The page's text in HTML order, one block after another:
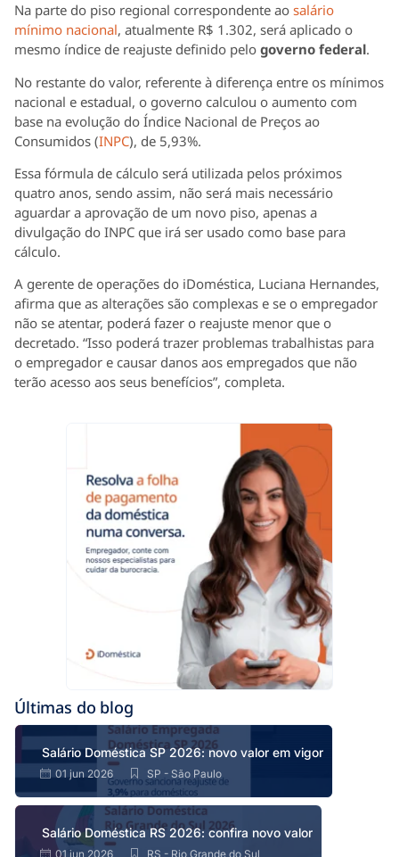
Na parte do piso regional correspondente ao salário
mínimo nacional, atualmente R$ 1.302, será aplicado o
mesmo índice de reajuste definido pelo governo federal.
No restante do valor, referente à diferença entre os mínimos
nacional e estadual, o governo calculou o aumento com
base na evolução do Índice Nacional de Preços ao
Consumidos (INPC), de 5,93%.
Essa fórmula de cálculo será utilizada pelos próximos
quatro anos, sendo assim, não será mais necessário
aguardar a aprovação de um novo piso, apenas a
divulgação do INPC que irá ser usado como base para
cálculo.
A gerente de operações do iDoméstica, Luciana Hernandes,
afirma que as alterações são complexas e se o empregador
não se atentar, poderá fazer o reajuste menor que o
decretado. “Isso poderá trazer problemas trabalhistas para
o empregador e causar danos aos empregados que não
terão acesso aos seus benefícios”, completa.
Últimas do blog
Salário Doméstica SP 2026: novo valor em vigor
01 jun 2026 SP - São Paulo
Salário Doméstica RS 2026: confira novo valor
01 jun 2026 RS - Rio Grande do Sul